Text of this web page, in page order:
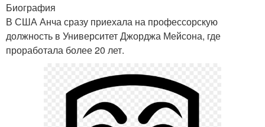
Биография
В США Анча сразу приехала на профессорскую
должность в Университет Джорджа Мейсона, где
проработала более 20 лет.